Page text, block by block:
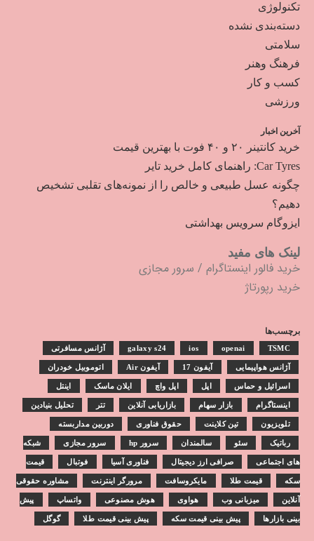
تکنولوژی
دسته‌بندی نشده
سلامتی
فرهنگ وهنر
کسب و کار
ورزشی
آخرین اخبار
خرید کانتینر ۲۰ و ۴۰ فوت با بهترین قیمت
Car Tyres: راهنمای کامل خرید تایر
چگونه عسل طبیعی و خالص را از نمونه‌های تقلبی تشخیص
دهیم؟
ایزوگام سرویس بهداشتی
لینک های مفید
خرید فالور اینستاگرام / سرور مجازی
خرید رپورتاژ
برچسب‌ها
galaxy s24 ios openai TSMC آژانس مسافرتی
آژانس هواپیمایی آیفون 17 آیفون Air اتوموبیل خودران
اسرائیل و حماس اپل اپل واچ ایلان ماسک اینتل
اینستاگرام بازار سهام بازاریابی آنلاین تتر تحلیل بنیادین
تلویزیون تین کلاینت حقوق فناوری دوربین مداربسته
رباتیک سئو سالمندان سرور hp سرور مجازی شبکه
های اجتماعی صرافی ارز دیجیتال فناوری آسیا فوتبال قیمت
سکه قیمت طلا مایکروسافت مرورگر اینترنت مشاوره حقوقی
آنلاین میزبانی وب هواوی هوش مصنوعی واتساپ پیش
بینی بازارها پیش بینی قیمت سکه پیش بینی قیمت طلا گوگل